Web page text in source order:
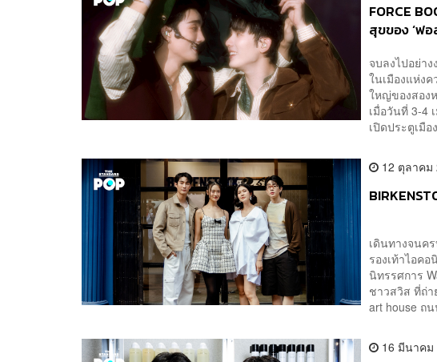
FORCE
สุขของ ‘ฟ
จบลงไปอย่า
ในเมืองแห่งค
ใหญ่ของสอง
เมื่อวันที่ 3-4
เปิดประตูเมื
12 ตุลาคม
เดินทางจนค
รองเท้าไอค
นิทรรศการ
ชาวสวิส ที่ถ่า
art house ถ
16 มีนาคม